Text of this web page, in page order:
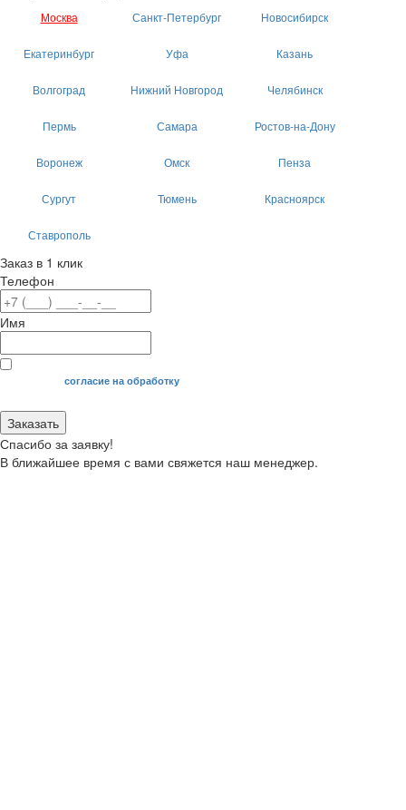
Москва Санкт-Петербург Новосибирск
Екатеринбург Уфа Казань
Волгоград Нижний Новгород Челябинск
Пермь Самара Ростов-на-Дону
Воронеж Омск Пенза
Сургут Тюмень Красноярск
Ставрополь
Заказ в 1 клик
Телефон
Имя
Я даю своесогласие на обработку
Заказать
Спасибо за заявку!
В ближайшее время с вами свяжется наш менеджер.